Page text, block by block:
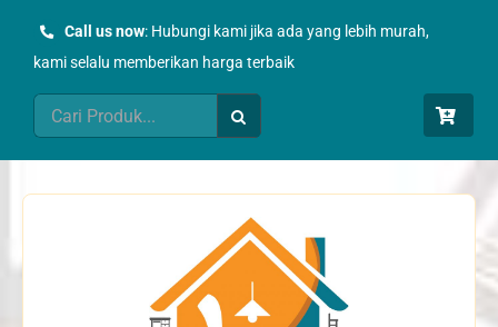
Call us now: Hubungi kami jika ada yang lebih murah,
kami selalu memberikan harga terbaik
Search
for: